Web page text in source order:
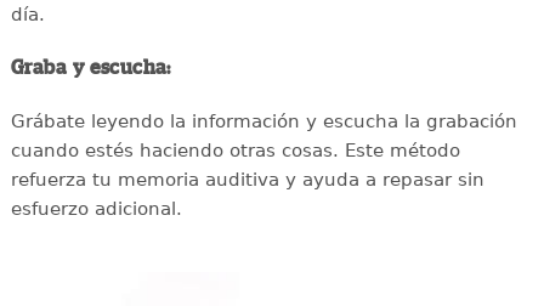
día.
Graba y escucha:
Grábate leyendo la información y escucha la grabación
cuando estés haciendo otras cosas. Este método
refuerza tu memoria auditiva y ayuda a repasar sin
esfuerzo adicional.